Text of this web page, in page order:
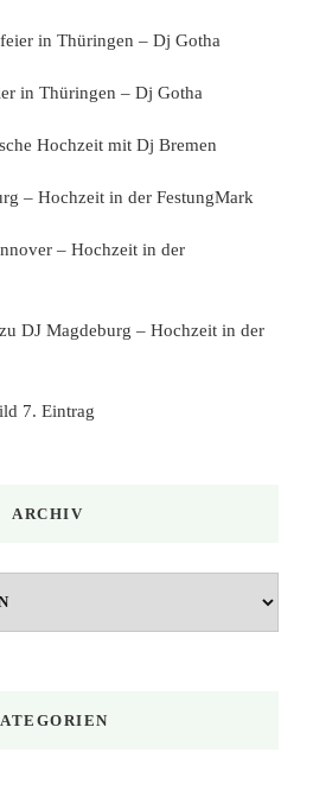
in Thüringen – Dj Gotha
in Thüringen – Dj Gotha
Hochzeit mit Dj Bremen
– Hochzeit in der FestungMark
– Hochzeit in der
zu DJ Magdeburg – Hochzeit in der
7. Eintrag
ARCHIV